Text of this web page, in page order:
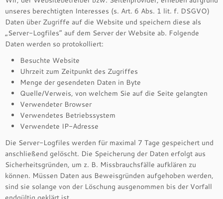
unseres berechtigten Interesses (s. Art. 6 Abs. 1 lit. f. DSGVO)
Daten über Zugriffe auf die Website und speichern diese als
„Server-Logfiles“ auf dem Server der Website ab. Folgende
Daten werden so protokolliert:
Besuchte Website
Uhrzeit zum Zeitpunkt des Zugriffes
Menge der gesendeten Daten in Byte
Quelle/Verweis, von welchem Sie auf die Seite gelangten
Verwendeter Browser
Verwendetes Betriebssystem
Verwendete IP-Adresse
Die Server-Logfiles werden für maximal 7 Tage gespeichert und
anschließend gelöscht. Die Speicherung der Daten erfolgt aus
Sicherheitsgründen, um z. B. Missbrauchsfälle aufklären zu
können. Müssen Daten aus Beweisgründen aufgehoben werden,
sind sie solange von der Löschung ausgenommen bis der Vorfall